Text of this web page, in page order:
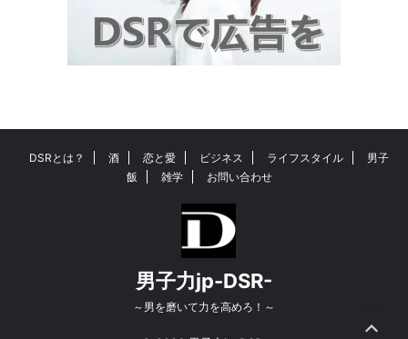
DSRとは？ 酒 恋と愛 ビジネス ライフスタイル
男子
飯
雑学 お問い合わせ
男子力jp-DSR-
～男を磨いて力を高めろ！～